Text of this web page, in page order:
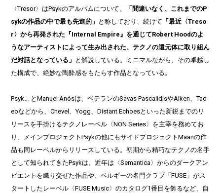
〈Tresor〉はPsykのアルバムについて、
「間違いなく、これまでのP
sykの作品の中で最も先進的」 と称しており、続けて 「最近〈Treso
r〉から再発された『Internal Empire』を通じてRobert Hoodのよ
うなアーティストによって生み出された、テクノの還元体に取り組ん
だ対話となっている」 と解説している。ミニマルながら、その卓越し
た構成で、絶妙な陶酔感をもたらす作品となっている。
PsykことManuel Anósは、ベテランのSavas PascalidisやAiken、Tad
eoなどから、Chevel、Yogg、Distant Echoesといった新鋭までのリ
リースを手掛けるテクノレーベル〈NON Series〉を主宰を務めてお
り、メインプロジェクトPsykの他にもサイドプロジェクトMaanの作
品も同レーベルからリリースしている。初期から精巧なテクノの名手
として知られてきたPsykは、近年は〈Semantica〉からのダークアン
ビエントを織り交ぜた作品や、ベルギーの名門クラブ「FUSE」がス
タートしたレーベル〈FUSE Music〉のカタログ1番目を飾るなど、自